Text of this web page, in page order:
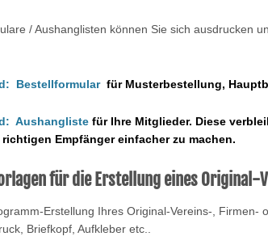
/ Aushanglisten können Sie sich ausdrucken
Bestellformular für Musterbestellung,
Aushangliste für Ihre Mitglieder. Diese
Empfänger einfacher zu machen.
für die Erstellung eines Original-
Erstellung Ihres Original-Vereins-,
Briefkopf, Aufkleber etc..